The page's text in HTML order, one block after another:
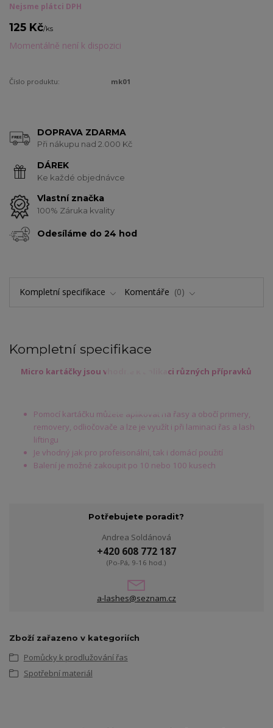
Nejsme plátci DPH
125 Kč/ks
Momentálně není k dispozici
Číslo produktu: mk01
DOPRAVA ZDARMA
Při nákupu nad 2.000 Kč
DÁREK
Ke každé objednávce
Vlastní značka
100% Záruka kvality
Odesíláme do 24 hod
Kompletní specifikace Komentáře 0
Kompletní specifikace
Micro kartáčky jsou vhodné k aplikaci různých přípravků
Pomocí kartáčku můžete aplikovat na řasy a obočí primery,
removery, odliočovače a lze je využít i při laminaci řas a lash
liftingu
Je vhodný jak pro profeisonální, tak i domácí použití
Balení je možné zakoupit po 10 nebo 100 kusech
Potřebujete poradit?
Andrea Soldánová
+420 608 772 187
(Po-Pá, 9-16 hod.)
a-lashes@seznam.cz
Zboží zařazeno v kategoriích
Pomůcky k prodlužování řas
Spotřební materiál